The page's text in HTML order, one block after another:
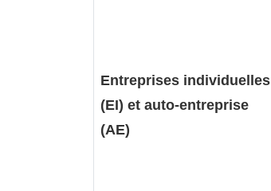
Entreprises individuelles
(EI) et auto-entreprise
(AE)